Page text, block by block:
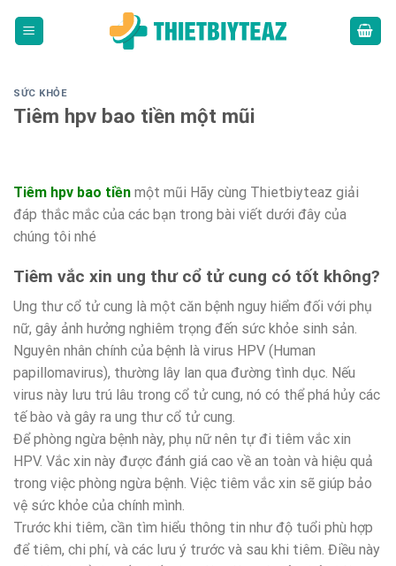
SỨC KHỎE
Tiêm hpv bao tiền một mũi
Tiêm hpv bao tiền một mũi Hãy cùng Thietbiyteaz giải
đáp thắc mắc của các bạn trong bài viết dưới đây của
chúng tôi nhé
Tiêm vắc xin ung thư cổ tử cung có tốt không?
Ung thư cổ tử cung là một căn bệnh nguy hiểm đối với phụ
nữ, gây ảnh hưởng nghiêm trọng đến sức khỏe sinh sản.
Nguyên nhân chính của bệnh là virus HPV (Human
papillomavirus), thường lây lan qua đường tình dục. Nếu
virus này lưu trú lâu trong cổ tử cung, nó có thể phá hủy các
tế bào và gây ra ung thư cổ tử cung.
Để phòng ngừa bệnh này, phụ nữ nên tự đi tiêm vắc xin
HPV. Vắc xin này được đánh giá cao về an toàn và hiệu quả
trong việc phòng ngừa bệnh. Việc tiêm vắc xin sẽ giúp bảo
vệ sức khỏe của chính mình.
Trước khi tiêm, cần tìm hiểu thông tin như độ tuổi phù hợp
để tiêm, chi phí, và các lưu ý trước và sau khi tiêm. Điều này